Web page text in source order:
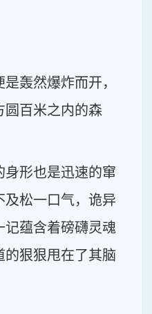
轰然爆炸而开，
圆百米之内的森
身形也是迅速的窜
及松一口气，诡异
记蕴含着磅礴灵魂
的狠狠甩在了其脑